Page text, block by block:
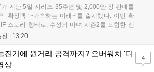
지난 5일 시리즈 35주년 및 2,000만 장 판매를
확장팩 ‘~가속하는 미래~’를 출시했다. 이번 확
스토리 형태로, 수성의 마녀 시즌2를 포함한 신
스오버 합체기를 선보이며 작품을 완결 짓는다.
서사와 조합을 구현하며 시리즈의 미래를 향한
제시했다....
13:20
진기에 원거리 공격까지? 오버워치 '디
상
4